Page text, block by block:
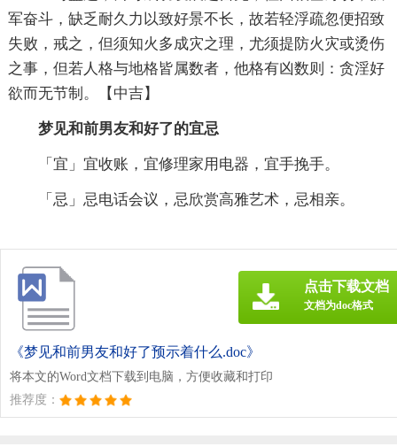
军奋斗，缺乏耐久力以致好景不长，故若轻浮疏忽便招致
失败，戒之，但须知火多成灾之理，尤须提防火灾或烫伤
之事，但若人格与地格皆属数者，他格有凶数则：贪淫好
欲而无节制。【中吉】
梦见和前男友和好了的宜忌
「宜」宜收账，宜修理家用电器，宜手挽手。
「忌」忌电话会议，忌欣赏高雅艺术，忌相亲。
《梦见和前男友和好了预示着什么.doc》
将本文的Word文档下载到电脑，方便收藏和打印
推荐度：
点击下载文档
文档为doc格式